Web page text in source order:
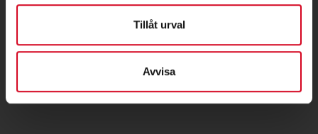
Tillåt urval
Avvisa
Fatbursgatan 19, 118 28 STOCKHOLM
08 - 720 29 40